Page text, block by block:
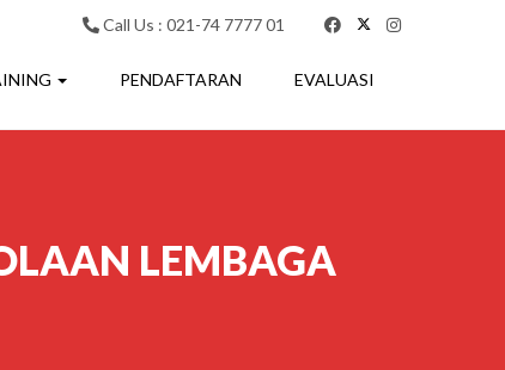
Call Us : 021-74 7777 01
PENDAFTARAN EVALUASI
LEMBAGA